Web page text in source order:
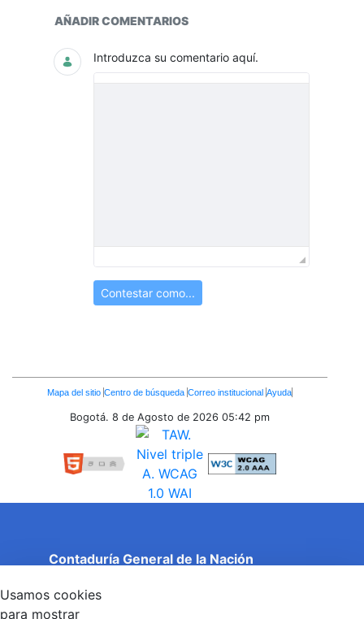
Notas Metodológicas
AÑADIR COMENTARIOS
Introduzca su comentario aquí.
Contestar como...
Enlaces
Inferiores
Mapa del sitio Centro de búsqueda Correo institucional Ayuda
Bogotá. 8 de Agosto de 2026 05:42 pm
Contaduría General de la Nación
Entidad adscrita al Ministerio de Hacienda y Crédito
Público
Usamos cookies
para mostrar